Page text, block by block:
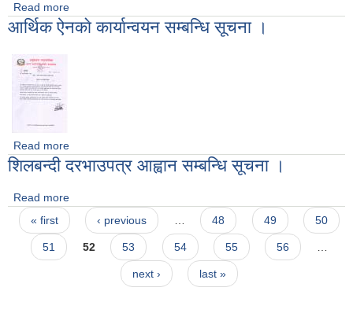
Read more
शिक्षकहरुको विवरण
आर्थिक ऐनकाे कार्यान्वयन सम्बन्धि सूचना ।
Read more
शिलबन्दी दरभाउपत्र आह्वान सम्बन्धि सूचना ।
Read more
Pages
« first ‹ previous … 48 49 50
51 52 53 54 55 56 …
next › last »